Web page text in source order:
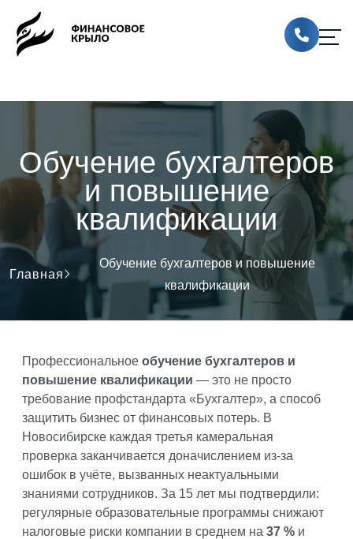
Обучение бухгалтеров
и повышение
квалификации
Главная
Обучение бухгалтеров и повышение
квалификации
Профессиональное обучение бухгалтеров и
повышение квалификации — это не просто
требование профстандарта «Бухгалтер», а способ
защитить бизнес от финансовых потерь. В
Новосибирске каждая третья камеральная
проверка заканчивается доначислением из-за
ошибок в учёте, вызванных неактуальными
знаниями сотрудников. За 15 лет мы подтвердили:
регулярные образовательные программы снижают
налоговые риски компании в среднем на 37 % и